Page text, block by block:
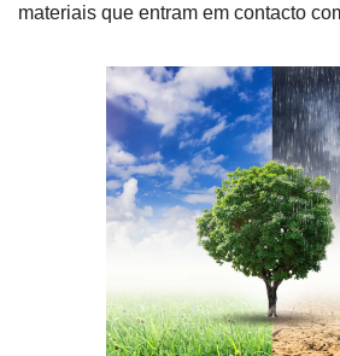
materiais que entram em contacto